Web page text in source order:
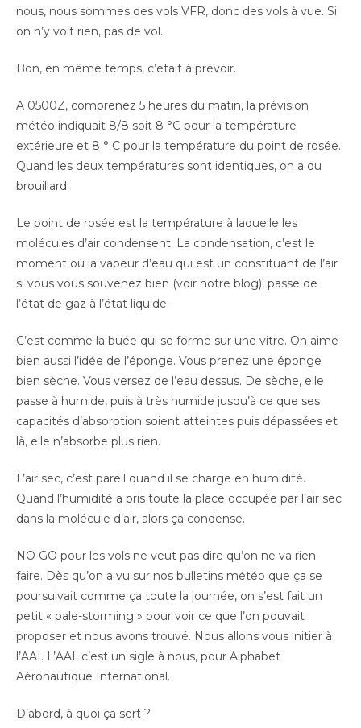
nous, nous sommes des vols VFR, donc des vols à vue. Si
on n’y voit rien, pas de vol.
Bon, en même temps, c’était à prévoir.
A 0500Z, comprenez 5 heures du matin, la prévision
météo indiquait 8/8 soit 8 °C pour la température
extérieure et 8 ° C pour la température du point de rosée.
Quand les deux températures sont identiques, on a du
brouillard.
Le point de rosée est la température à laquelle les
molécules d’air condensent. La condensation, c’est le
moment où la vapeur d’eau qui est un constituant de l’air
si vous vous souvenez bien (voir notre blog), passe de
l’état de gaz à l’état liquide.
C’est comme la buée qui se forme sur une vitre. On aime
bien aussi l’idée de l’éponge. Vous prenez une éponge
bien sèche. Vous versez de l’eau dessus. De sèche, elle
passe à humide, puis à très humide jusqu’à ce que ses
capacités d’absorption soient atteintes puis dépassées et
là, elle n’absorbe plus rien.
L’air sec, c’est pareil quand il se charge en humidité.
Quand l’humidité a pris toute la place occupée par l’air sec
dans la molécule d’air, alors ça condense.
NO GO pour les vols ne veut pas dire qu’on ne va rien
faire. Dès qu’on a vu sur nos bulletins météo que ça se
poursuivait comme ça toute la journée, on s’est fait un
petit « pale-storming » pour voir ce que l’on pouvait
proposer et nous avons trouvé. Nous allons vous initier à
l’AAI. L’AAI, c’est un sigle à nous, pour Alphabet
Aéronautique International.
D’abord, à quoi ça sert ?